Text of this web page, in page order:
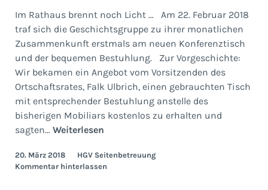
Im Rathaus brennt noch Licht … Am 22. Februar 2018
traf sich die Geschichtsgruppe zu ihrer monatlichen
Zusammenkunft erstmals am neuen Konferenztisch
und der bequemen Bestuhlung. Zur Vorgeschichte:
Wir bekamen ein Angebot vom Vorsitzenden des
Ortschaftsrates, Falk Ulbrich, einen gebrauchten Tisch
mit entsprechender Bestuhlung anstelle des
bisherigen Mobiliars kostenlos zu erhalten und
sagten… WeiterlesenGeschichtsgruppe
Februar
2018
20. März 2018
HGV Seitenbetreuung
Kommentar hinterlassen